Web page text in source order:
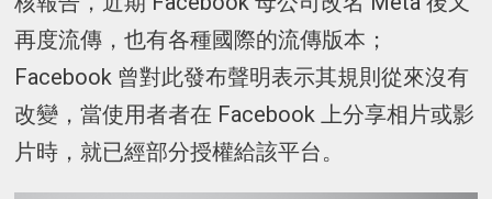
再度流傳，也有各種國際的流傳版本；
Facebook 曾對此發布聲明表示其規則從來沒有
改變，當使用者者在 Facebook 上分享相片或影
片時，就已經部分授權給該平台。